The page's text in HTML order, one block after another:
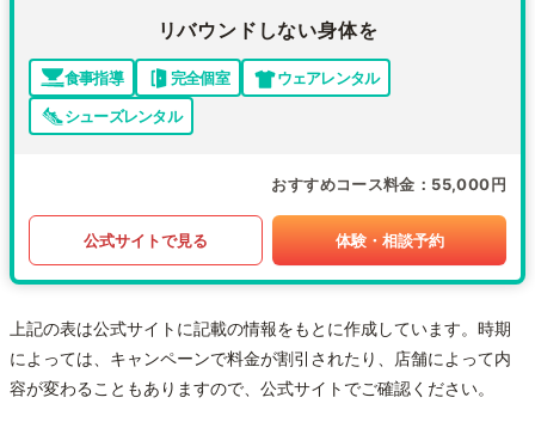
リバウンドしない身体を
食事指導 完全個室
ウェアレンタル
シューズレンタル
おすすめコース料金 55,000円
公式サイトで見る 体験・相談予約
上記の表は公式サイトに記載の情報をもとに作成しています。時期
によっては、キャンペーンで料金が割引されたり、店舗によって内
容が変わることもありますので、公式サイトでご確認ください。